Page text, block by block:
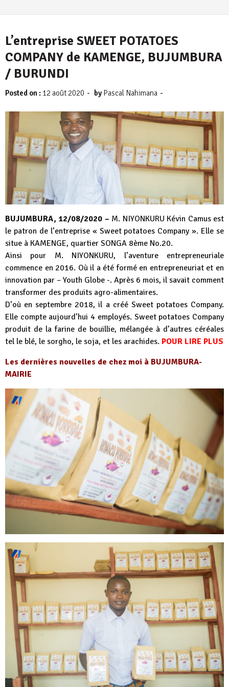
L’entreprise SWEET POTATOES
COMPANY de KAMENGE, BUJUMBURA
/ BURUNDI
Posted on : 12 août 2020 - by Pascal Nahimana -
BUJUMBURA, 12/08/2020 – M. NIYONKURU Kévin Camus est
le patron de l’entreprise « Sweet potatoes Company ». Elle se
situe à KAMENGE, quartier SONGA 8ème No.20.
Ainsi pour M. NIYONKURU, l’aventure entrepreneuriale
commence en 2016. Où il a été formé en entrepreneuriat et en
innovation par – Youth Globe -. Après 6 mois, il savait comment
transformer des produits agro-alimentaires.
D’où en septembre 2018, il a créé Sweet potatoes Company.
Elle compte aujourd’hui 4 employés. Sweet potatoes Company
produit de la farine de bouillie, mélangée à d’autres céréales
tel le blé, le sorgho, le soja, et les arachides. POUR LIRE PLUS
Les dernières nouvelles de chez moi à BUJUMBURA-
MAIRIE